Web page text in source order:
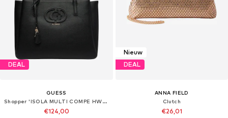
DEAL
GUESS
Shopper 'ISOLA MULTI COMPE HWBG99 05230'
€124,00
Nieuw
DEAL
ANNA FIELD
Clutch
€26,01